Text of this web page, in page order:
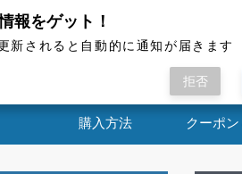
先日から始まっ
購入方法 クーポ
報をゲット！
新されると自動的に通知が届きます
拒否